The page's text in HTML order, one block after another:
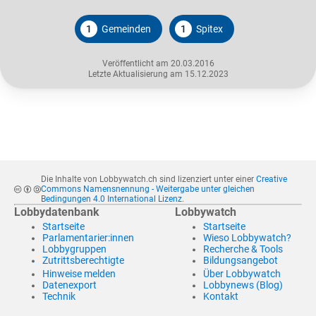
1 Gemeinden 1 Spitex
Veröffentlicht am 20.03.2016
Letzte Aktualisierung am 15.12.2023
Die Inhalte von Lobbywatch.ch sind lizenziert unter einer Creative
Commons Namensnennung - Weitergabe unter gleichen
Bedingungen 4.0 International Lizenz.
Lobbydatenbank
Startseite
Parlamentarier:innen
Lobbygruppen
Zutrittsberechtigte
Hinweise melden
Datenexport
Technik
Lobbywatch
Startseite
Wieso Lobbywatch?
Recherche & Tools
Bildungsangebot
Über Lobbywatch
Lobbynews (Blog)
Kontakt